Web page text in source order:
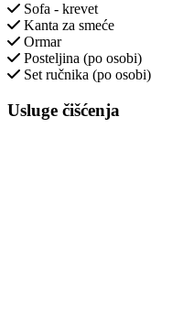
Sofa - krevet
Kanta za smeće
Ormar
Posteljina (po osobi)
Set ručnika (po osobi)
Usluge čišćenja